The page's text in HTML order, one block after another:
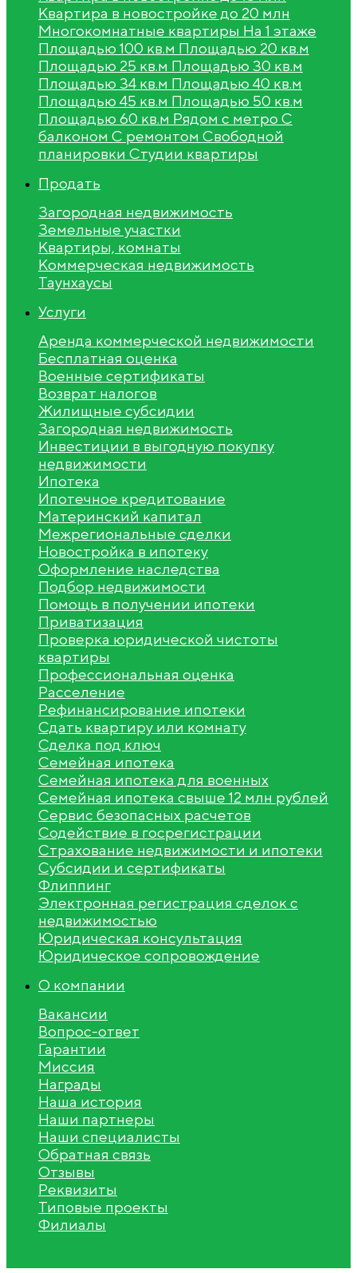
Квартира в новостройке до 20 млн
Многокомнатные квартиры На 1 этаже
Площадью 100 кв.м Площадью 20 кв.м
Площадью 25 кв.м Площадью 30 кв.м
Площадью 34 кв.м Площадью 40 кв.м
Площадью 45 кв.м Площадью 50 кв.м
Площадью 60 кв.м Рядом с метро С
балконом С ремонтом Свободной
планировки Студии квартиры
Продать
Загородная недвижимость
Земельные участки
Квартиры, комнаты
Коммерческая недвижимость
Таунхаусы
Услуги
Аренда коммерческой недвижимости
Бесплатная оценка
Военные сертификаты
Возврат налогов
Жилищные субсидии
Загородная недвижимость
Инвестиции в выгодную покупку
недвижимости
Ипотека
Ипотечное кредитование
Материнский капитал
Межрегиональные сделки
Новостройка в ипотеку
Оформление наследства
Подбор недвижимости
Помощь в получении ипотеки
Приватизация
Проверка юридической чистоты
квартиры
Профессиональная оценка
Расселение
Рефинансирование ипотеки
Сдать квартиру или комнату
Сделка под ключ
Семейная ипотека
Семейная ипотека для военных
Семейная ипотека свыше 12 млн рублей
Сервис безопасных расчетов
Содействие в госрегистрации
Страхование недвижимости и ипотеки
Субсидии и сертификаты
Флиппинг
Электронная регистрация сделок с
недвижимостью
Юридическая консультация
Юридическое сопровождение
О компании
Вакансии
Вопрос-ответ
Гарантии
Миссия
Награды
Наша история
Наши партнеры
Наши специалисты
Обратная связь
Отзывы
Реквизиты
Типовые проекты
Филиалы